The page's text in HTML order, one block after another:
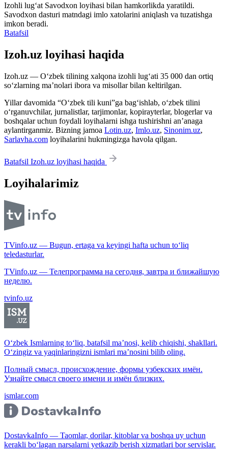
Izohli lugʻat Savodxon loyihasi bilan hamkorlikda yaratildi.
Savodxon dasturi matndagi imlo xatolarini aniqlash va tuzatishga
imkon beradi.
Batafsil
Izoh.uz loyihasi haqida
Izoh.uz — O‘zbek tilining xalqona izohli lug‘ati 35 000 dan ortiq
so‘zlarning ma’nolari ibora va misollar bilan keltirilgan.
Yillar davomida “O‘zbek tili kuni”ga bag‘ishlab, o‘zbek tilini
o‘rganuvchilar, jurnalistlar, tarjimonlar, kopirayterlar, blogerlar va
boshqalar uchun foydali loyihalarni ishga tushirishni an’anaga
aylantirganmiz. Bizning jamoa Lotin.uz, Imlo.uz, Sinonim.uz,
Sarlavha.com loyihalarini hukmingizga havola qilgan.
Batafsil Izoh.uz loyihasi haqida
Loyihalarimiz
TVinfo.uz — Bugun, ertaga va keyingi hafta uchun to‘liq
teledasturlar.
TVinfo.uz — Телепрограмма на сегодня, завтра и ближайшую
неделю.
tvinfo.uz
O‘zbek Ismlarning to‘liq, batafsil ma’nosi, kelib chiqishi, shakllari.
O‘zingiz va yaqinlaringizni ismlari ma’nosini bilib oling.
Полный смысл, происхождение, формы узбекских имён.
Узнайте смысл своего имени и имён близких.
ismlar.com
DostavkaInfo — Taomlar, dorilar, kitoblar va boshqa uy uchun
kerakli bo‘lagan narsalarni yetkazib berish xizmatlari bor servislar.